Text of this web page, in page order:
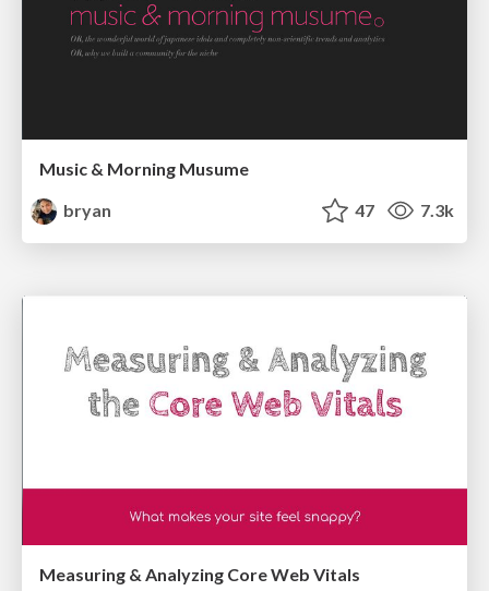
Music & Morning Musume
bryan
47 7.3k
Measuring & Analyzing Core Web Vitals